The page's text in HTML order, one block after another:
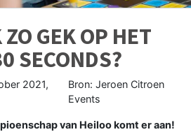
GEK OP HET
SECONDS?
2021,
Bron: Jeroen Citroen
Events
van Heiloo komt er aan!